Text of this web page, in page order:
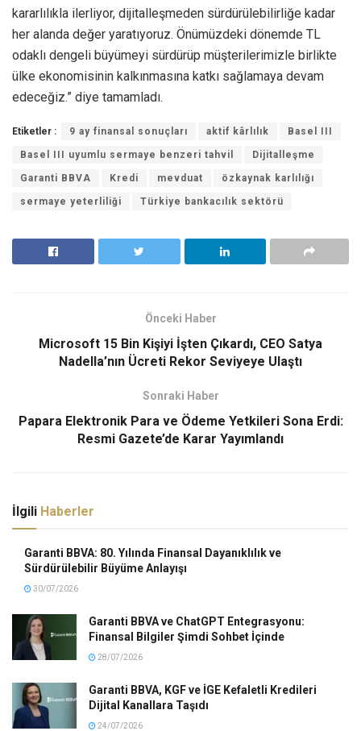
kararlılıkla ilerliyor, dijitalleşmeden sürdürülebilirliğe kadar
her alanda değer yaratıyoruz. Önümüzdeki dönemde TL
odaklı dengeli büyümeyi sürdürüp müşterilerimizle birlikte
ülke ekonomisinin kalkınmasına katkı sağlamaya devam
edeceğiz.” diye tamamladı.
Etiketler : 9 ay finansal sonuçları aktif kârlılık Basel III
Basel III uyumlu sermaye benzeri tahvil Dijitalleşme
Garanti BBVA Kredi mevduat özkaynak karlılığı
sermaye yeterliliği Türkiye bankacılık sektörü
Önceki Haber
Microsoft 15 Bin Kişiyi İşten Çıkardı, CEO Satya
Nadella’nın Ücreti Rekor Seviyeye Ulaştı
Sonraki Haber
Papara Elektronik Para ve Ödeme Yetkileri Sona Erdi:
Resmi Gazete’de Karar Yayımlandı
İlgili Haberler
Garanti BBVA: 80. Yılında Finansal Dayanıklılık ve
Sürdürülebilir Büyüme Anlayışı
30/07/2026
Garanti BBVA ve ChatGPT Entegrasyonu:
Finansal Bilgiler Şimdi Sohbet İçinde
28/07/2026
Garanti BBVA, KGF ve İGE Kefaletli Kredileri
Dijital Kanallara Taşıdı
24/07/2026